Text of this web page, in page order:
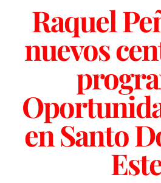
Raquel
nuevos
en Santo